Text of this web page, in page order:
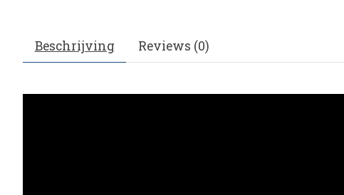
Beschrijving Reviews (0)